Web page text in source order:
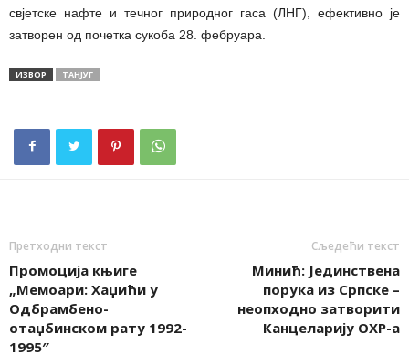
свјетске нафте и течног природног гаса (ЛНГ), ефективно је
затворен од почетка сукоба 28. фебруара.
ИЗВОР TAНЈУГ
Претходни текст
Промоција књиге
„Мемоари: Хаџићи у
Одбрамбено-
отаџбинском рату 1992-
1995″
Сљедећи текст
Минић: Јединствена
порука из Српске –
неопходно затворити
Канцеларију ОХР-а